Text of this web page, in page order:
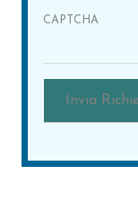
CAPTCHA